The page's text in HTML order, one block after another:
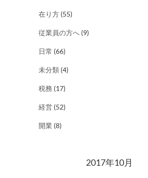
在り方 (55)
従業員の方へ (9)
日常 (66)
未分類 (4)
税務 (17)
経営 (52)
開業 (8)
2017年10月